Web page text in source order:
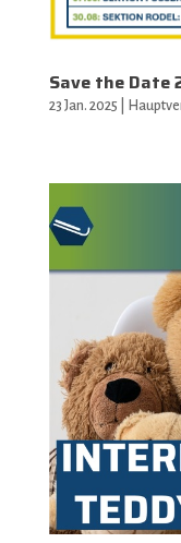
Save the Date
23 Jan. 2025